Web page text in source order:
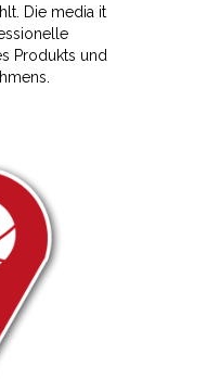
Die media it
Produkts und